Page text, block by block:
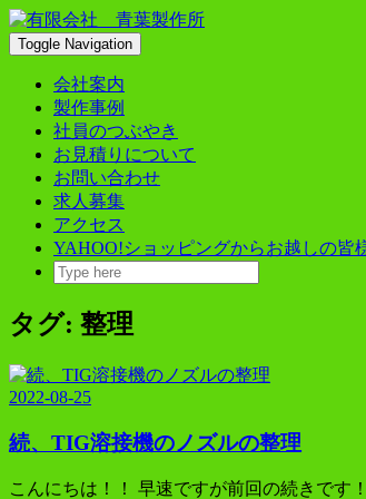
Skip
to
content
Toggle Navigation
会社案内
製作事例
社員のつぶやき
お見積りについて
お問い合わせ
求人募集
アクセス
YAHOO!ショッピングからお越しの皆
タグ: 整理
2022-08-25
続、TIG溶接機のノズルの整理
こんにちは！！ 早速ですが前回の続